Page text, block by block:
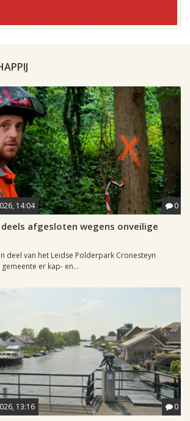
14:04 0
deels afgesloten wegens onveilige
deel van het Leidse Polderpark Cronesteyn
er kap- en...
13:16 0